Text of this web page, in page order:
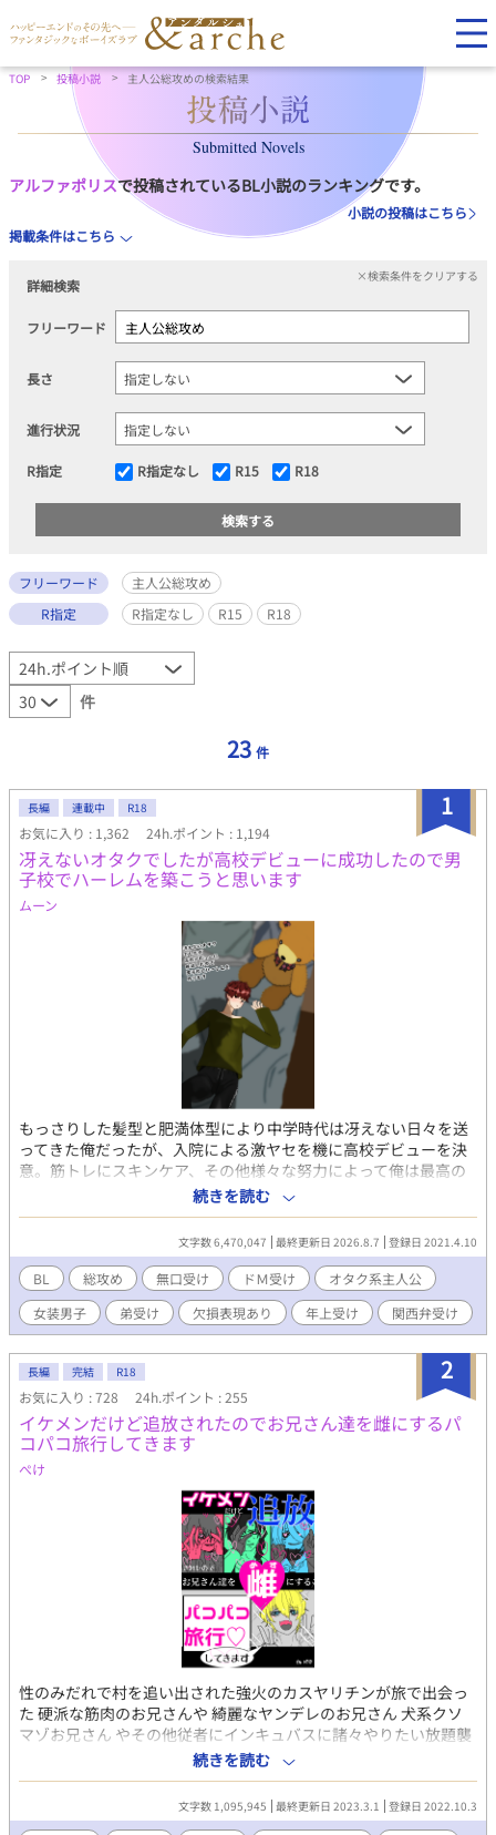
TOP 投稿小説 主人公総攻めの検索結果
Submitted Novels
アルファポリスで投稿されているBL小説のランキングです。
小説の投稿はこちら
掲載条件はこちら
詳細検索
×検索条件をクリアする
フリーワード
長さ
進行状況
R指定 R指定なし R15 R18
フリーワード
主人公総攻め
R指定
R指定なし R15 R18
件
23 件
1
長編 連載中 R18
お気に入り : 1,362 24h.ポイント : 1,194
冴えないオタクでしたが高校デビューに成功したので男
子校でハーレムを築こうと思います
ムーン
もっさりした髪型と肥満体型により中学時代は冴えない日々を送
ってきた俺だったが、入院による激ヤセを機に高校デビューを決
意。筋トレにスキンケア、その他様々な努力によって俺は最高の
ルックスとそこそこの自尊心を手に入れた！ 中学時代にやり込ん
だ乙ゲーやＢＬゲーを参考に、長身と美顔を武器に、名門男子校
の可愛い男子達を次々と攻略していく。 無口メカクレ男子、関西
弁のヤンキー、ビッチ系の女装男子、堅物メガネの副委員長、甘
え上手の現役アイドル、筋肉系の先輩、ワンコ系の後輩、父親違
いの弟、弱りきった元いじめっ子、耽美な生徒会長にその露払い
の副会長、盲目の芸術家とその兄達、おかっぱ頭の着物男子、胡
散臭い糸目な美少年、寂しがりな近所の小学生にその色っぽい父
親、やる気のないひねくれ留年男子……選り取りみどりの男子達
には第一印象をひっくり返す裏の顔が！？ ──以下注意事項──
※『』は電話やメッセージアプリのやり取りなど、（）は主人公
の心の声など、《》は主人公に聞き取り理解出来なかった外国語
など。 ※主人公総攻め。主人公は普通に浮気をします。 ※主人公
の心の声はうるさめ＆オタク色濃いめ。 ※受け達には全員ギャッ
プがあります。 ※登場人物のほとんどは貞操観念、倫理観などな
どが欠けています。 ※切り傷、火傷、手足の欠損、視覚障害等の
特徴を持つ受けが登場し、その描写があります。 ※受け同士の絡
みがあります(ほぐし合い、キス等) ※コメディ風味です、あくま
で風味です。 ※タイトルの後に（）でメインの登場人物名を記し
てあります。順次全話実装予定です。 ×がある場合は性的描写
アリ、＋の場合は軽い絡みまでとなっております。
続きを読む
文字数 6,470,047 最終更新日 2026.8.7 登録日 2021.4.10
BL 総攻め 無口受け ドＭ受け
オタク系主人公
女装男子
弟受け 欠損表現あり 年上受け 関西弁受け
2
長編 完結 R18
お気に入り : 728 24h.ポイント : 255
イケメンだけど追放されたのでお兄さん達を雌にするパ
コパコ旅行してきます
ぺけ
性のみだれで村を追い出された強火のカスヤリチンが旅で出会っ
た 硬派な筋肉のお兄さんや 綺麗なヤンデレのお兄さん 犬系クソ
マゾお兄さん やその他従者にインキュバスに諸々やりたい放題襲
って性的に食べ、搾乳や汚♡喘ぎセックスをしてはしゃぐ主人公
視点総攻め毎話ヤってる低俗ハーレム系ファンタジーBL。 ムーン
の転載です 30話目くらいから汚喘ぎが酷くなります 作者
Twitter(@A0o6U)にて間も無く完結ありがとうアンケート実施
続きを読む
文字数 1,095,945 最終更新日 2023.3.1 登録日 2022.10.3